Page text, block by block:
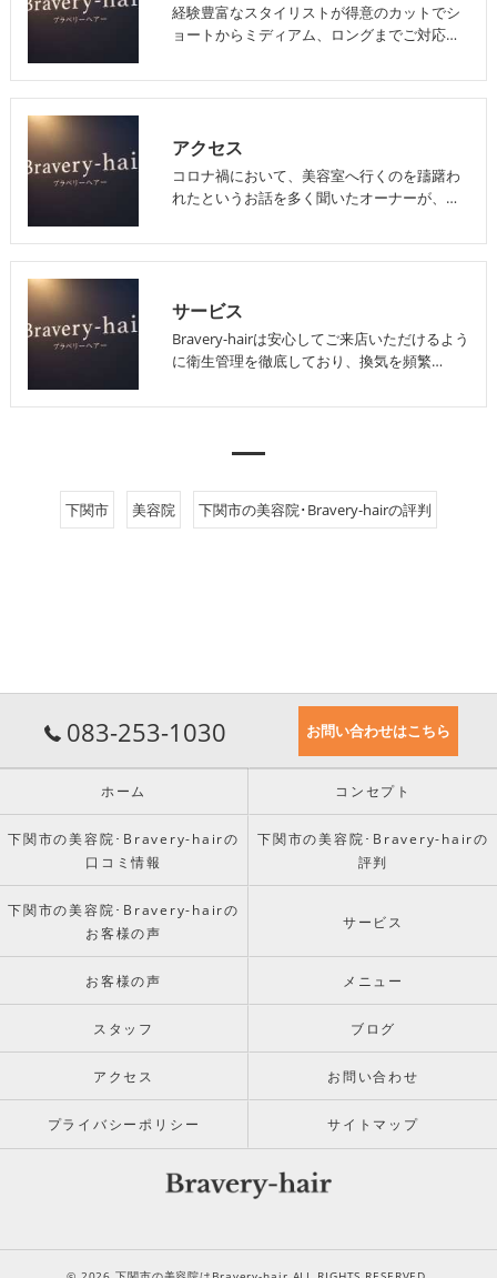
経験豊富なスタイリストが得意のカットでシ
ョートからミディアム、ロングまでご対応…
アクセス
コロナ禍において、美容室へ行くのを躊躇わ
れたというお話を多く聞いたオーナーが、…
サービス
Bravery-hairは安心してご来店いただけるよう
に衛生管理を徹底しており、換気を頻繁…
下関市 美容院 下関市の美容院･Bravery-hairの評判
083-253-1030 お問い合わせはこちら
ホーム コンセプト
下関市の美容院･Bravery-hairの
口コミ情報
下関市の美容院･Bravery-hairの
評判
下関市の美容院･Bravery-hairの
お客様の声
サービス
お客様の声 メニュー
スタッフ ブログ
アクセス お問い合わせ
プライバシーポリシー サイトマップ